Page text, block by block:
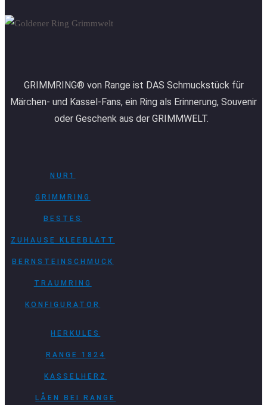
GRIMMRING® von Range ist DAS Schmuckstück für
Märchen- und Kassel-Fans, ein Ring als Erinnerung, Souvenir
oder Geschenk aus der GRIMMWELT.
NUR1
GRIMMRING
BESTES
ZUHAUSE KLEEBLATT
BERNSTEINSCHMUCK
TRAUMRING
KONFIGURATOR
HERKULES
RANGE 1824
KASSELHERZ
LÅEN BEI RANGE